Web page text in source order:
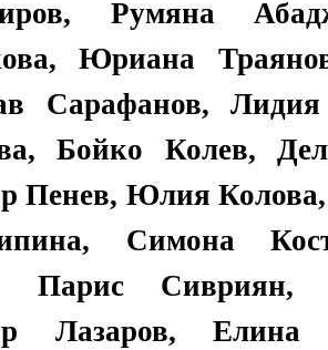
Румяна
Юриана
Сарафанов,
Бойко Колев,
Пенев, Юлия
Симона
Парис Сивриян,
Лазаров, Елина